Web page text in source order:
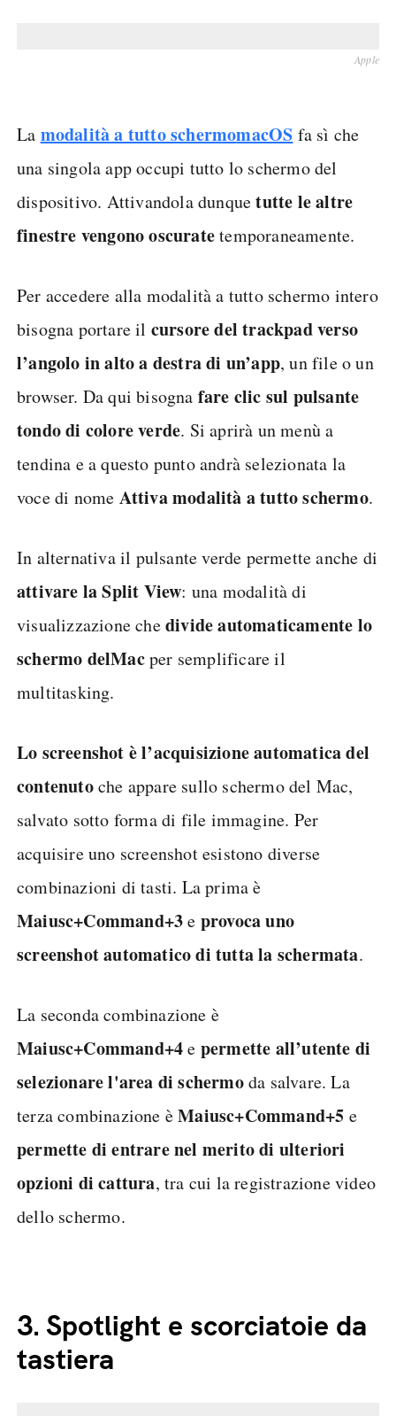
Apple
La modalità a tutto schermomacOS fa sì che
una singola app occupi tutto lo schermo del
dispositivo. Attivandola dunquetutte le altre
finestre vengono oscuratetemporaneamente.
Per accedere alla modalità a tutto schermo intero
bisogna portare il cursore del trackpad verso
l’angolo in alto a destra di un’app, un file o un
browser. Da qui bisogna fare clic sul pulsante
tondo di colore verde. Si aprirà un menù a
tendina e a questo punto andrà selezionata la
voce di nome Attiva modalità a tutto schermo.
In alternativa il pulsante verde permette anche di
attivare la Split View: una modalità di
visualizzazione chedivide automaticamente lo
schermo delMacper semplificare il
multitasking.
Lo screenshot è l’acquisizione automatica del
contenutoche appare sullo schermo del Mac,
salvato sotto forma di file immagine. Per
acquisire uno screenshot esistono diverse
combinazioni di tasti. La prima è
Maiusc+Command+3e provoca uno
screenshot automatico di tutta la schermata.
La seconda combinazione è
Maiusc+Command+4e permette all’utente di
selezionare l'area di schermoda salvare. La
terza combinazione èMaiusc+Command+5 e
permette di entrare nel merito di ulteriori
opzioni di cattura, tra cui la registrazione video
dello schermo.
3. Spotlight e scorciatoie da
tastiera